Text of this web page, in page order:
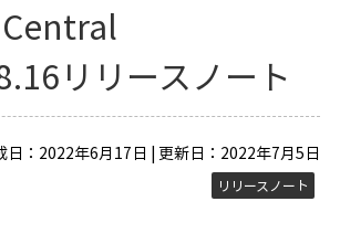
リリースノート
日：2022年6月17日 | 更新日：2022年7月5日
リリースノート